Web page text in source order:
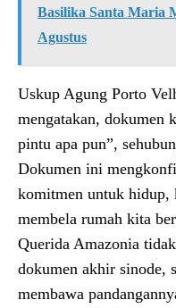
Basilika Santa Maria
Agustus
Uskup Agung Porto
mengatakan, dokumen
pintu apa pun”,
Dokumen ini
komitmen untuk hidup,
membela rumah kita
Querida Amazonia
dokumen akhir sinode,
membawa